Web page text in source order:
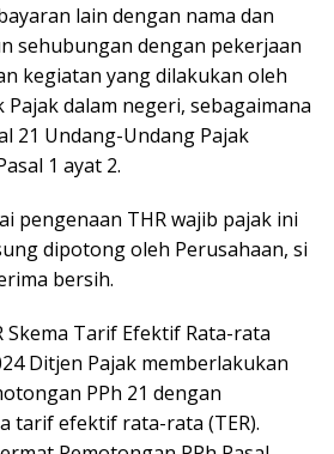
lain dengan nama dan
sehubungan dengan pekerjaan
kegiatan yang dilakukan oleh
dalam negeri, sebagaimana
21 Undang-Undang Pajak
1 ayat 2.
pengenaan THR wajib pajak ini
dipotong oleh Perusahaan, si
bersih.
Skema Tarif Efektif Rata-rata
Ditjen Pajak memberlakukan
PPh 21 dengan
tarif efektif rata-rata (TER).